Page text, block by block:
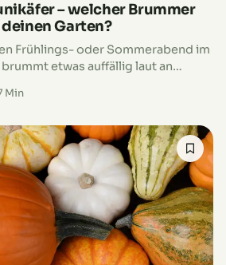
– welcher Brummer
Garten?
Frühlings- oder Sommerabend im
etwas auffällig laut an
Min